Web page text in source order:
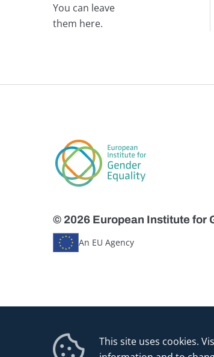
This site uses cookies.
You can leave
them here.
© 2026 European Institute for
An EU Agency